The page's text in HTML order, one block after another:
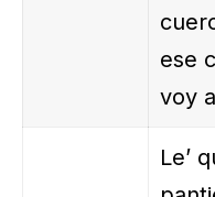
ese
voy
Le’